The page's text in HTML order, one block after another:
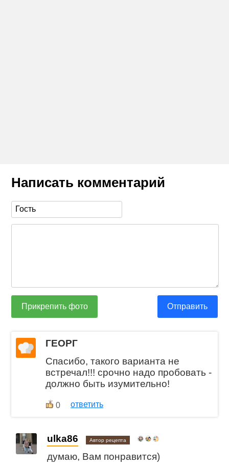
Написать комментарий
Прикрепить фото Отправить
ГЕОРГ
Спасибо, такого варианта не
встречал!!! срочно надо пробовать -
должно быть изумительно!
0 ответить
ulka86 Автор рецепта
думаю, Вам понравится)